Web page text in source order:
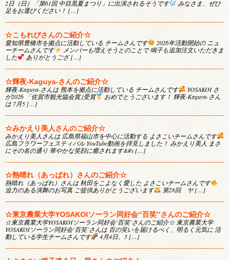
2日（日）「第61回 中目黒夏まつり」に出演されるそうです
みなさま、ぜひ
足をお運びください！ […]
☆こもれびさんのご紹介☆
愛知県豊橋市を拠点に活動している チームさんです
2026年活動開始の ニュ
ーチームさんです
メンバーも増えそうとのことで 鳴子も追加注文いただきま
した
ありがとうござ […]
☆輝夜-Kaguya-さんのご紹介☆
輝夜-Kaguya-さんは 熊本を拠点に活動している チームさんです
YOSAKOI さ
が2026 「佐賀市観光協会賞｣受賞
おめでとうございます！ 輝夜-Kaguya-さん
は 7月5 […]
☆みかえり美人さんのご紹介☆
みかえり美人さんは 広島県福山市を中心に活動する よさこいチームさんです
広島フラワーフェスティバル YouTube動画を拝見しました！ みかえり美人 まさ
にその名の通り 華やかな笑顔に癒されます&#x […]
☆熱晴れ（あっぱれ）さんのご紹介☆
熱晴れ（あっぱれ）さんは 秋田をこよなく愛した よさこいチームさんです
迫力のある演舞のお写真 ご提供ありがとうございます
第28回 ヤ […]
☆東京農業大学YOSAKOIソーラン同好会‘‘百笑’’さんのご紹介☆
☆東京農業大学YOSAKOIソーラン同好会‘百笑’さんのご紹介☆ 東京農業大学
YOSAKOIソーラン同好会‘百笑’さんは 百の笑いを届けるべく、明るく元気に 活
動している学生チームさんです
4月4日、5 […]